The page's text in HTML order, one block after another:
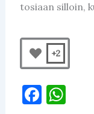
tosiaan silloin,
+2
F W